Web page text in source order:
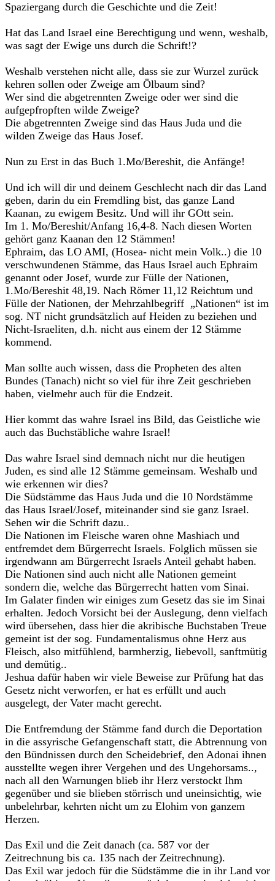
Spaziergang durch die Geschichte und die Zeit!
Hat das Land Israel eine Berechtigung und wenn, weshalb,
was sagt der Ewige uns durch die Schrift!?
Weshalb verstehen nicht alle, dass sie zur Wurzel zurück
kehren sollen oder Zweige am Ölbaum sind?
Wer sind die abgetrennten Zweige oder wer sind die
aufgepfropften wilde Zweige?
Die abgetrennten Zweige sind das Haus Juda und die
wilden Zweige das Haus Josef.
Nun zu Erst in das Buch 1.Mo/Bereshit, die Anfänge!
Und ich will dir und deinem Geschlecht nach dir das Land
geben, darin du ein Fremdling bist, das ganze Land
Kaanan, zu ewigem Besitz. Und will ihr GOtt sein.
Im 1. Mo/Bereshit/Anfang 16,4-8. Nach diesen Worten
gehört ganz Kaanan den 12 Stämmen!
Ephraim, das LO AMI, (Hosea- nicht mein Volk..) die 10
verschwundenen Stämme, das Haus Israel auch Ephraim
genannt oder Josef, wurde zur Fülle der Nationen,
1.Mo/Bereshit 48,19. Nach Römer 11,12 Reichtum und
Fülle der Nationen, der Mehrzahlbegriff „Nationen“ ist im
sog. NT nicht grundsätzlich auf Heiden zu beziehen und
Nicht-Israeliten, d.h. nicht aus einem der 12 Stämme
kommend.
Man sollte auch wissen, dass die Propheten des alten
Bundes (Tanach) nicht so viel für ihre Zeit geschrieben
haben, vielmehr auch für die Endzeit.
Hier kommt das wahre Israel ins Bild, das Geistliche wie
auch das Buchstäbliche wahre Israel!
Das wahre Israel sind demnach nicht nur die heutigen
Juden, es sind alle 12 Stämme gemeinsam. Weshalb und
wie erkennen wir dies?
Die Südstämme das Haus Juda und die 10 Nordstämme
das Haus Israel/Josef, miteinander sind sie ganz Israel.
Sehen wir die Schrift dazu..
Die Nationen im Fleische waren ohne Mashiach und
entfremdet dem Bürgerrecht Israels. Folglich müssen sie
irgendwann am Bürgerrecht Israels Anteil gehabt haben.
Die Nationen sind auch nicht alle Nationen gemeint
sondern die, welche das Bürgerrecht hatten vom Sinai.
Im Galater finden wir einiges zum Gesetz das sie im Sinai
erhalten. Jedoch Vorsicht bei der Auslegung, denn vielfach
wird übersehen, dass hier die akribische Buchstaben Treue
gemeint ist der sog. Fundamentalismus ohne Herz aus
Fleisch, also mitfühlend, barmherzig, liebevoll, sanftmütig
und demütig..
Jeshua dafür haben wir viele Beweise zur Prüfung hat das
Gesetz nicht verworfen, er hat es erfüllt und auch
ausgelegt, der Vater macht gerecht.
Die Entfremdung der Stämme fand durch die Deportation
in die assyrische Gefangenschaft statt, die Abtrennung von
den Bündnissen durch den Scheidebrief, den Adonai ihnen
ausstellte wegen ihrer Vergehen und des Ungehorsams..,
nach all den Warnungen blieb ihr Herz verstockt Ihm
gegenüber und sie blieben störrisch und uneinsichtig, wie
unbelehrbar, kehrten nicht um zu Elohim von ganzem
Herzen.
Das Exil und die Zeit danach (ca. 587 vor der
Zeitrechnung bis ca. 135 nach der Zeitrechnung).
Das Exil war jedoch für die Südstämme die in ihr Land vor